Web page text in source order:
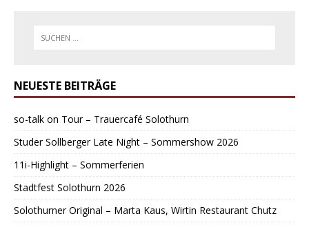
NEUESTE BEITRÄGE
so-talk on Tour – Trauercafé Solothurn
Studer Sollberger Late Night – Sommershow 2026
11i-Highlight – Sommerferien
Stadtfest Solothurn 2026
Solothurner Original – Marta Kaus, Wirtin Restaurant Chutz